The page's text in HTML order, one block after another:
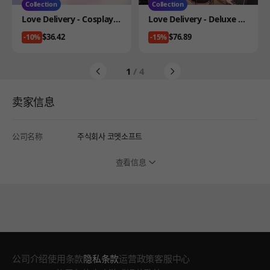
Collection
Product
Love Delivery - Cosplay C
ollection
-10%Price
$36.42
Collection
Product
Love Delivery - Deluxe C
ollection
-15%Price
$76.89
1 / 4
卖家信息
公司名称 주식회사 코멧소프트
查看信息
公司介绍使用条款隐私条款运营政策客服中心